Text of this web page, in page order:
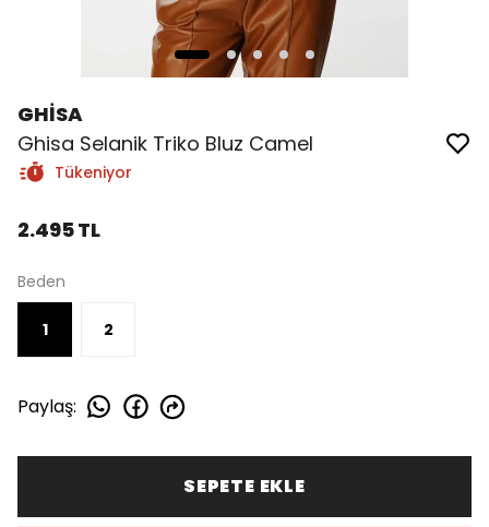
GHİSA
Ghisa Selanik Triko Bluz Camel
Tükeniyor
2.495 TL
Beden
1 2
Paylaş:
SEPETE EKLE